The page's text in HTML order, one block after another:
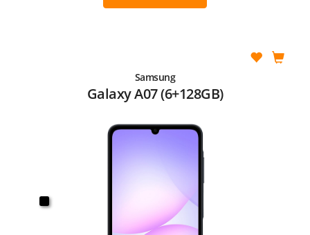
Samsung
Galaxy A07 (6+128GB)